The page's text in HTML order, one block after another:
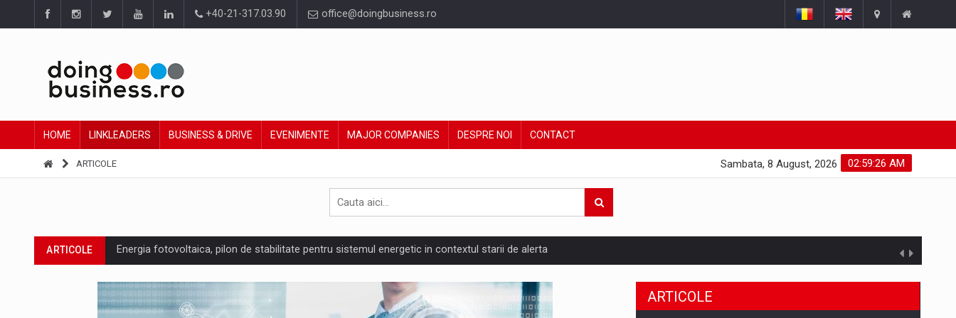
+40-21-317.03.90 office@doingbusiness.ro
HOME LINKLEADERS BUSINESS & DRIVE EVENIMENTE MAJOR COMPANIES DESPRE NOI CONTACT
ARTICOLE 02:59:26 AM
Sambata, 8 August, 2026
ARTICOLE Energia fotovoltaica, pilon de stabilitate pentru sistemul energetic in contextul starii de alerta
Cum invatam sa spunem nu intr-o cultura care pedepseste granitele?
Ingredient Spotlight: What SKU Level Tracking Reveals About Bakuchiol's Evolution
ARTICOLE